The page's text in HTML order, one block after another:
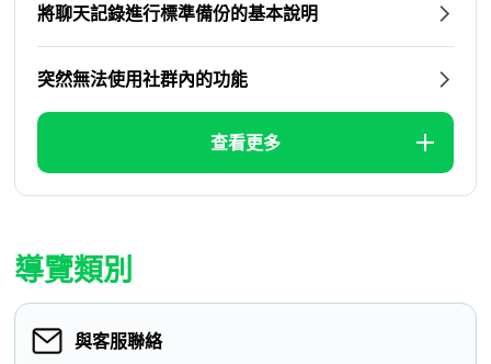
將聊天記錄進行標準備份的基本說明
突然無法使用社群內的功能
查看更多
導覽類別
與客服聯絡